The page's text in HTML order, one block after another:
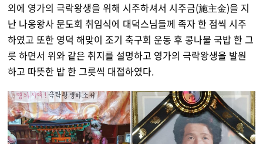
외에 영가의 극락왕생을 위해 시주하셔서 시주금(施主金)을 지
난 나옹왕사 문도회 취임식에 대덕스님들께 족자 한 점씩 시주
하였고 또한 영덕 해맞이 조기 축구회 운동 후 콩나물 국밥 한 그
릇 하면서 위와 같은 취지를 설명하고 영가의 극락왕생을 발원
하고 따뜻한 밥 한 그릇씩 대접하였다.